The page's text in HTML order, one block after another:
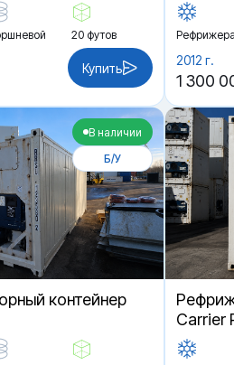
20 футов
Купить 2012 г.
1 300
В наличии
Б/У
контейнер
Carrier